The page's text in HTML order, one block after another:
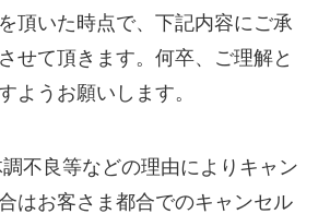
頂いた時点で、下記内容にご承
せて頂きます。何卒、ご理解と
ようお願いします。
不良等などの理由によりキャン
はお客さま都合でのキャンセル